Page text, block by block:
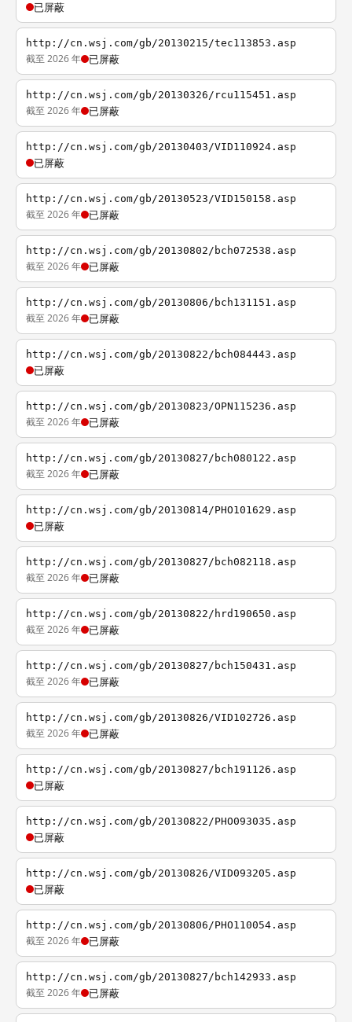
已屏蔽
http://cn.wsj.com/gb/20130215/tec113853.asp
截至 2026 年 已屏蔽
http://cn.wsj.com/gb/20130326/rcu115451.asp
截至 2026 年 已屏蔽
http://cn.wsj.com/gb/20130403/VID110924.asp
已屏蔽
http://cn.wsj.com/gb/20130523/VID150158.asp
截至 2026 年 已屏蔽
http://cn.wsj.com/gb/20130802/bch072538.asp
截至 2026 年 已屏蔽
http://cn.wsj.com/gb/20130806/bch131151.asp
截至 2026 年 已屏蔽
http://cn.wsj.com/gb/20130822/bch084443.asp
已屏蔽
http://cn.wsj.com/gb/20130823/OPN115236.asp
截至 2026 年 已屏蔽
http://cn.wsj.com/gb/20130827/bch080122.asp
截至 2026 年 已屏蔽
http://cn.wsj.com/gb/20130814/PHO101629.asp
已屏蔽
http://cn.wsj.com/gb/20130827/bch082118.asp
截至 2026 年 已屏蔽
http://cn.wsj.com/gb/20130822/hrd190650.asp
截至 2026 年 已屏蔽
http://cn.wsj.com/gb/20130827/bch150431.asp
截至 2026 年 已屏蔽
http://cn.wsj.com/gb/20130826/VID102726.asp
截至 2026 年 已屏蔽
http://cn.wsj.com/gb/20130827/bch191126.asp
已屏蔽
http://cn.wsj.com/gb/20130822/PHO093035.asp
已屏蔽
http://cn.wsj.com/gb/20130826/VID093205.asp
已屏蔽
http://cn.wsj.com/gb/20130806/PHO110054.asp
截至 2026 年 已屏蔽
http://cn.wsj.com/gb/20130827/bch142933.asp
截至 2026 年 已屏蔽